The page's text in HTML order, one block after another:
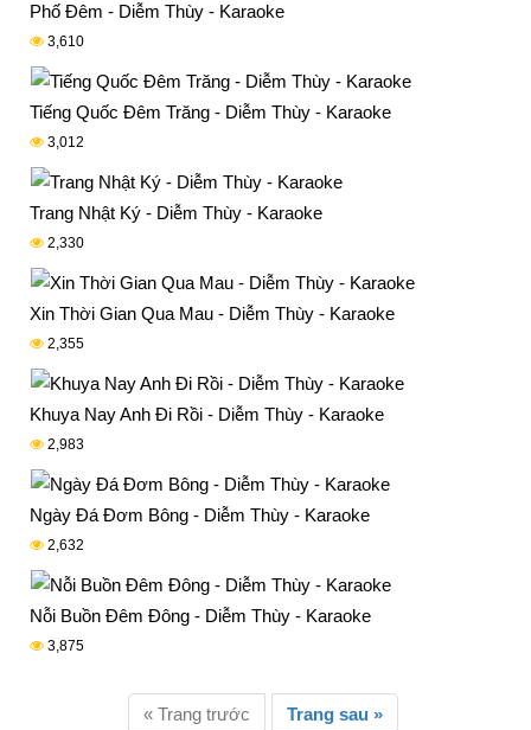
Phố Đêm - Diễm Thùy - Karaoke
3,610
Tiếng Quốc Đêm Trăng - Diễm Thùy - Karaoke
3,012
Trang Nhật Ký - Diễm Thùy - Karaoke
2,330
Xin Thời Gian Qua Mau - Diễm Thùy - Karaoke
2,355
Khuya Nay Anh Đi Rồi - Diễm Thùy - Karaoke
2,983
Ngày Đá Đơm Bông - Diễm Thùy - Karaoke
2,632
Nỗi Buồn Đêm Đông - Diễm Thùy - Karaoke
3,875
« Trang trước Trang sau »